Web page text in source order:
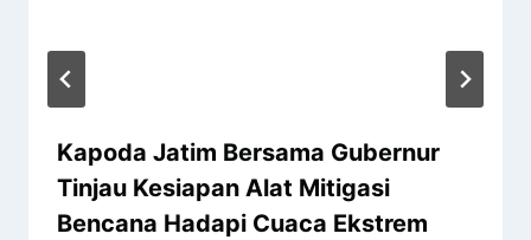
Kapoda Jatim Bersama Gubernur
Tinjau Kesiapan Alat Mitigasi
Bencana Hadapi Cuaca Ekstrem